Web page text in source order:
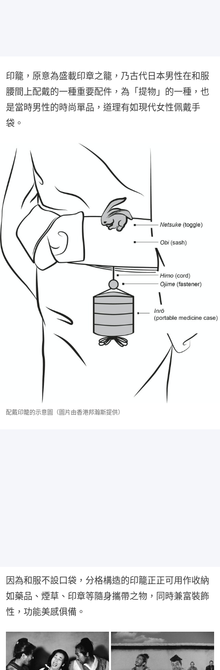
印籠，原意為盛載印章之籠，乃古代日本男性在和服
腰間上配戴的一種重要配件，為「提物」的一種，也
是當時男性的時尚單品，道理有如現代女性佩戴手
袋。
配戴印籠的示意圖（圖片由香港邦瀚斯提供）
因為和服不設口袋，分格構造的印籠正正可用作收納
如藥品、煙草、印章等隨身攜帶之物，同時兼富裝飾
性，功能美感俱備。